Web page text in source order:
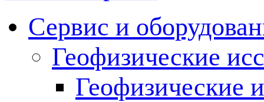
Сервис и
Геофизические
Геофизические